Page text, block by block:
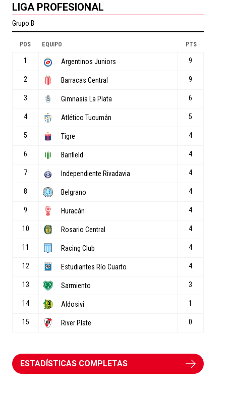
LIGA PROFESIONAL
ESTADÍSTICAS COMPLETAS